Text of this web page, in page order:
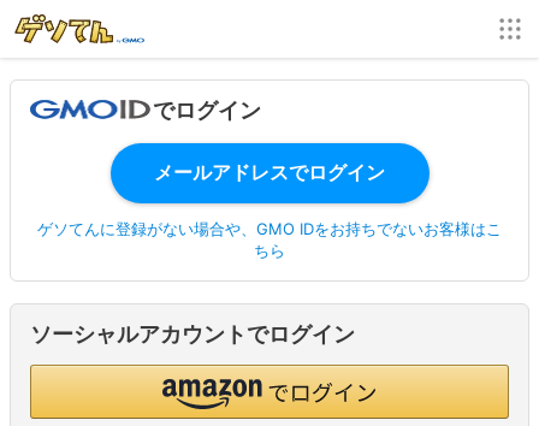
でログイン
ゲソてんに登録がない場合や、GMO IDをお持ちでないお客様はこ
ちら
ソーシャルアカウントでログイン